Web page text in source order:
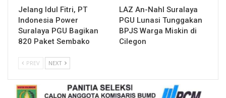
Jelang Idul Fitri, PT
Indonesia Power
Suralaya PGU Bagikan
820 Paket Sembako
LAZ An-Nahl Suralaya
PGU Lunasi Tunggakan
BPJS Warga Miskin di
Cilegon
PREV NEXT